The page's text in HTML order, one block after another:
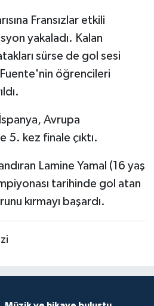
Fransızlar etkili
yakaladı. Kalan
sürse de gol sesi
Fuente'nin öğrencileri
Avrupa
5. kez finale çıktı.
Lamine Yamal (16 yaş
tarihinde gol atan
kırmayı başardı.